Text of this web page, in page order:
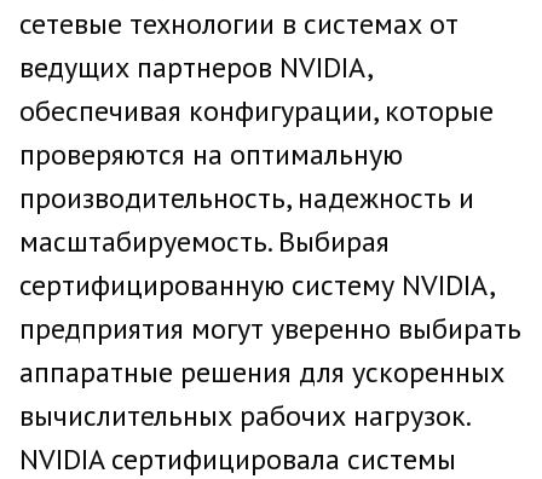
сетевые технологии в системах от
ведущих партнеров NVIDIA,
обеспечивая конфигурации, которые
проверяются на оптимальную
производительность, надежность и
масштабируемость. Выбирая
сертифицированную систему NVIDIA,
предприятия могут уверенно выбирать
аппаратные решения для ускоренных
вычислительных рабочих нагрузок.
NVIDIA сертифицировала системы